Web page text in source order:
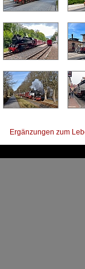
Ergänzungen zum